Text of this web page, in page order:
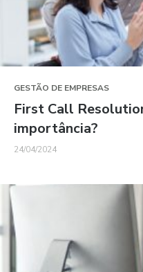
GESTÃO DE EMPRESAS
First Call
importância?
24/04/2024